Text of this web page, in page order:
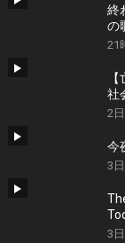
終
の
21
社
2
今
3
3